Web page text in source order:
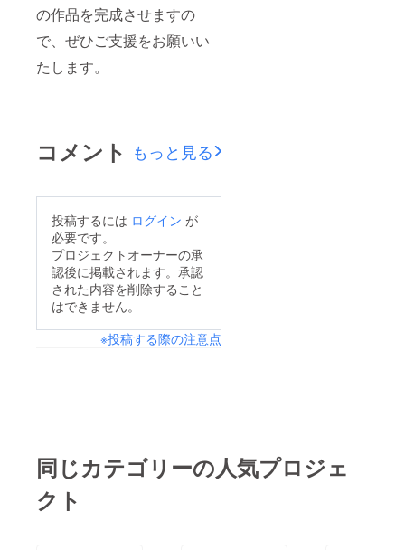
の作品を完成させますの
で、ぜひご支援をお願いい
たします。
コメント もっと見る
投稿するには ログイン が
必要です。
プロジェクトオーナーの承
認後に掲載されます。承認
された内容を削除すること
はできません。
※投稿する際の注意点
同じカテゴリーの人気プロジェ
クト